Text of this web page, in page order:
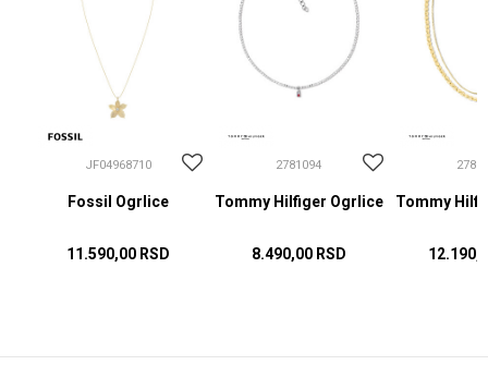
JF04968710
Fossil Ogrlice
11.590,00 RSD
2781094
Tommy Hilfiger Ogrlice
8.490,00 RSD
Tommy